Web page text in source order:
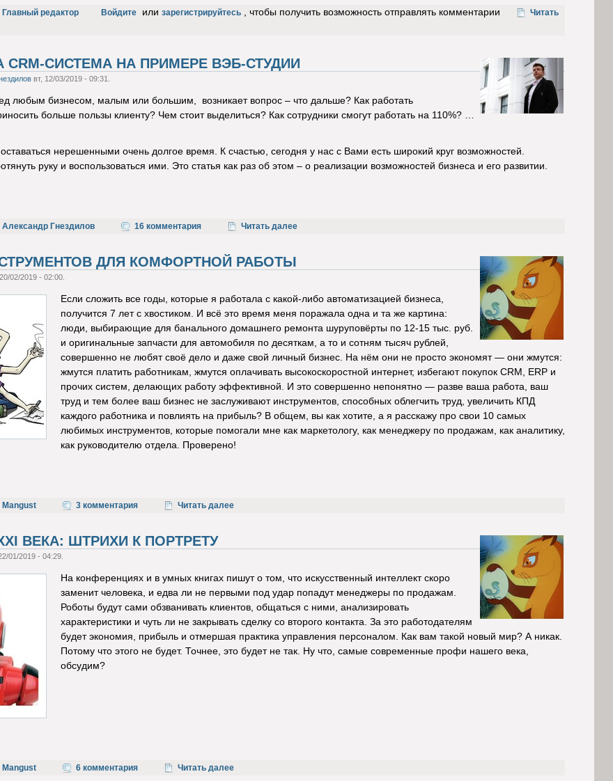
Главный редактор Войдите или зарегистрируйтесь , чтобы получить возможность отправлять комментарии
Читать
СИСТЕМА НА ПРИМЕРЕ ВЭБ-СТУДИИ
вт, 12/03/2019 - 09:31.
любым бизнесом, малым или большим, возникает вопрос – что дальше? Как работать
больше пользы клиенту? Чем стоит выделиться? Как сотрудники смогут работать на 110%? …
нерешенными очень долгое время. К счастью, сегодня у нас с Вами есть широкий круг возможностей.
руку и воспользоваться ими. Это статья как раз об этом – о реализации возможностей бизнеса и его развитии.
Александр Гнездилов 16 комментария Читать далее
ДЛЯ КОМФОРТНОЙ РАБОТЫ
02/2019 - 02:00.
Если сложить все годы, которые я работала с какой-либо автоматизацией бизнеса,
получится 7 лет с хвостиком. И всё это время меня поражала одна и та же картина:
люди, выбирающие для банального домашнего ремонта шуруповёрты по 12-15 тыс. руб.
и оригинальные запчасти для автомобиля по десяткам, а то и сотням тысяч рублей,
совершенно не любят своё дело и даже свой личный бизнес. На нём они не просто экономят — они жмутся:
жмутся платить работникам, жмутся оплачивать высокоскоростной интернет, избегают покупок CRM, ERP и
прочих систем, делающих работу эффективной. И это совершенно непонятно — разве ваша работа, ваш
труд и тем более ваш бизнес не заслуживают инструментов, способных облегчить труд, увеличить КПД
каждого работника и повлиять на прибыль? В общем, вы как хотите, а я расскажу про свои 10 самых
любимых инструментов, которые помогали мне как маркетологу, как менеджеру по продажам, как аналитику,
как руководителю отдела. Проверено!
Mangust 3 комментария Читать далее
ВЕКА: ШТРИХИ К ПОРТРЕТУ
01/2019 - 04:29.
На конференциях и в умных книгах пишут о том, что искусственный интеллект скоро
заменит человека, и едва ли не первыми под удар попадут менеджеры по продажам.
Роботы будут сами обзванивать клиентов, общаться с ними, анализировать
характеристики и чуть ли не закрывать сделку со второго контакта. За это работодателям
будет экономия, прибыль и отмершая практика управления персоналом. Как вам такой новый мир? А никак.
Потому что этого не будет. Точнее, это будет не так. Ну что, самые современные профи нашего века,
обсудим?
Mangust 6 комментария Читать далее